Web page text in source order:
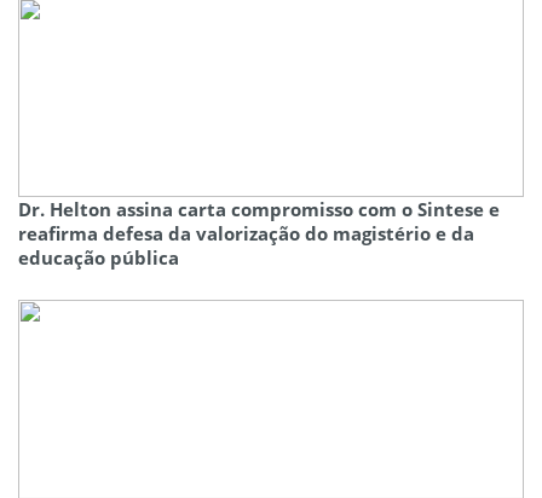
Dr. Helton assina carta compromisso com o Sintese e
reafirma defesa da valorização do magistério e da
educação pública